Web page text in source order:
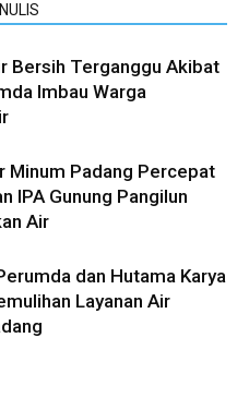
Bersih Terganggu Akibat
Imbau Warga
Minum Padang Percepat
IPA Gunung Pangilun
Air
dan Hutama Karya
Layanan Air